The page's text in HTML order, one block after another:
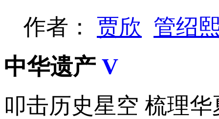
作者： 贾欣 管绍
中华遗产 V
叩击历史星空 梳理华